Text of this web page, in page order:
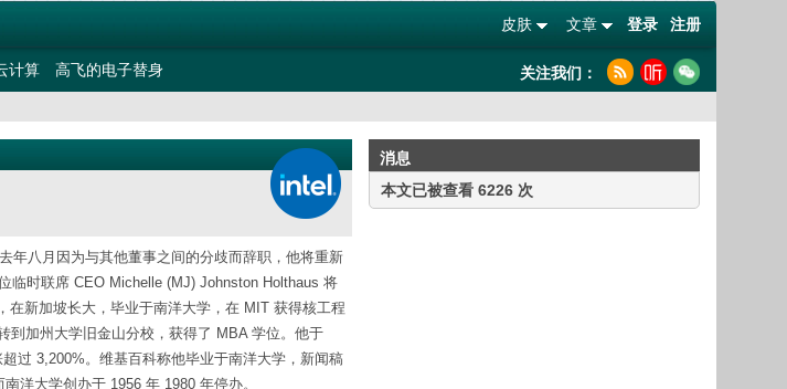
登录 注册
文章
皮肤
计算 高飞的电子替身 关注我们：
消息
本文已被查看 6226 次
年八月因为与其他董事之间的分歧而辞职，他将重新
临时联席 CEO Michelle (MJ) Johnston Holthaus 将
新加坡长大，毕业于南洋大学，在 MIT 获得核工程
到加州大学旧金山分校，获得了 MBA 学位。他于
过 3,200%。维基百科称他毕业于南洋大学，新闻稿
洋大学创办于 1956 年 1980 年停办。